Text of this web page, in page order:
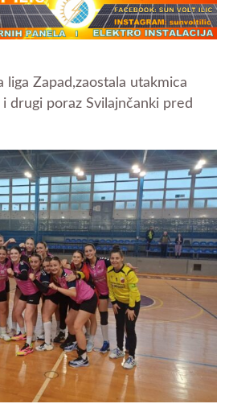
liga Zapad,zaostala utakmica
drugi poraz Svilajnčanki pred